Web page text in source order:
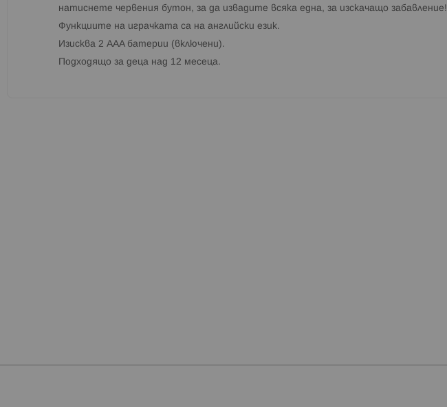
натиснете червения бутон, за да извадите всяка една, за изскачащо забавление!
Функциите на играчката са на английски език.
Изисква ‎2 AAA батерии (включени).
Подходящо за деца над 12 месеца.